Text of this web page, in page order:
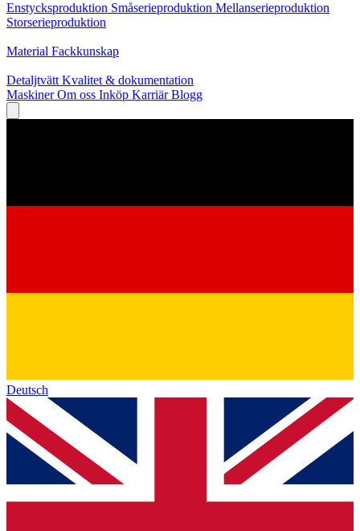
Enstycksproduktion Småserieproduktion Mellanserieproduktion
Storserieproduktion
Material Fackkunskap
Detaljtvätt Kvalitet & dokumentation
MaskinerOm oss Inköp KarriärBlogg
Deutsch